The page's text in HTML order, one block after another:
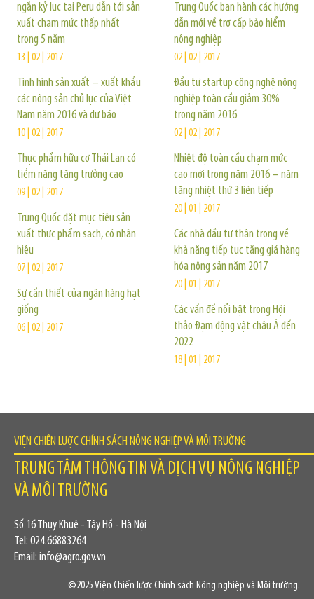
ngắn kỷ lục tại Peru dẫn tới sản
xuất chạm mức thấp nhất
trong 5 năm
13 | 02 | 2017
Tình hình sản xuất – xuất khẩu
các nông sản chủ lực của Việt
Nam năm 2016 và dự báo
10 | 02 | 2017
Thực phẩm hữu cơ Thái Lan có
tiềm năng tăng trưởng cao
09 | 02 | 2017
Trung Quốc đặt mục tiêu sản
xuất thực phẩm sạch, có nhãn
hiệu
07 | 02 | 2017
Sự cần thiết của ngân hàng hạt
giống
06 | 02 | 2017
Trung Quốc ban hành các hướng
dẫn mới về trợ cấp bảo hiểm
nông nghiệp
02 | 02 | 2017
Đầu tư startup công nghệ nông
nghiệp toàn cầu giảm 30%
trong năm 2016
02 | 02 | 2017
Nhiệt độ toàn cầu chạm mức
cao mới trong năm 2016 – năm
tăng nhiệt thứ 3 liên tiếp
20 | 01 | 2017
Các nhà đầu tư thận trọng về
khả năng tiếp tục tăng giá hàng
hóa nông sản năm 2017
20 | 01 | 2017
Các vấn đề nổi bật trong Hội
thảo Đạm động vật châu Á đến
2022
18 | 01 | 2017
VIỆN CHIẾN LƯỢC CHÍNH SÁCH NÔNG NGHIỆP VÀ MÔI TRƯỜNG
TRUNG TÂM THÔNG TIN VÀ DỊCH VỤ NÔNG NGHIỆP
VÀ MÔI TRƯỜNG
Số 16 Thụy Khuê - Tây Hồ - Hà Nội
Tel: 024.66883264
Email: info@agro.gov.vn
©2025 Viện Chiến lược Chính sách Nông nghiệp và Môi trường.